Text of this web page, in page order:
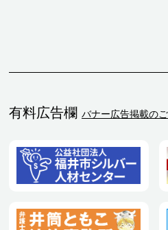
有料広告欄 バナー広告掲載の